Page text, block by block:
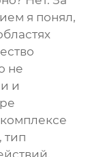
я понял,
не
и
тип